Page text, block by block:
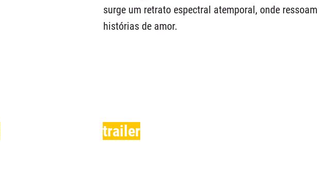
surge um retrato espectral atemporal, onde
histórias de amor.
trailer